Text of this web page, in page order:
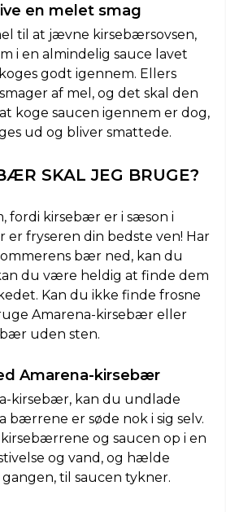
en melet smag
til at jævne kirsebærsovsen,
i en almindelig sauce lavet
godt igennem. Ellers
af mel, og det skal den
koge saucen igennem er dog,
ud og bliver smattede.
SKAL JEG BRUGE?
fordi kirsebær er i sæson i
er fryseren din bedste ven! Har
bær ned, kan du
du være heldig at finde dem
Kan du ikke finde frosne
Amarena-kirsebær eller
uden sten.
Amarena-kirsebær
kirsebær, kan du undlade
bærrene er søde nok i sig selv.
og saucen op i en
og vand, og hælde
til saucen tykner.